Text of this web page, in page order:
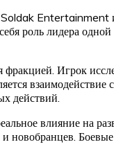
роль лидера
Игрок
действий.
влияние на
и новобранцев.